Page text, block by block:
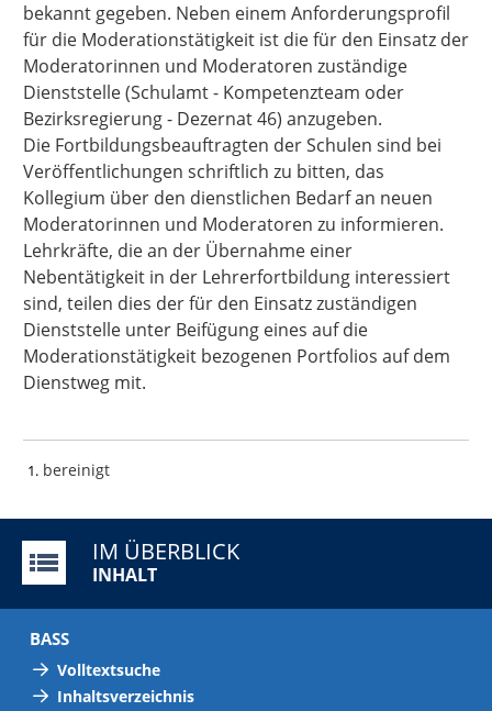
bekannt gegeben. Neben einem Anforderungsprofil
für die Moderationstätigkeit ist die für den Einsatz der
Moderatorinnen und Moderatoren zuständige
Dienststelle (Schulamt - Kompetenzteam oder
Bezirksregierung - Dezernat 46) anzugeben.
Die Fortbildungsbeauftragten der Schulen sind bei
Veröffentlichungen schriftlich zu bitten, das
Kollegium über den dienstlichen Bedarf an neuen
Moderatorinnen und Moderatoren zu informieren.
Lehrkräfte, die an der Übernahme einer
Nebentätigkeit in der Lehrerfortbildung interessiert
sind, teilen dies der für den Einsatz zuständigen
Dienststelle unter Beifügung eines auf die
Moderationstätigkeit bezogenen Portfolios auf dem
Dienstweg mit.
1 bereinigt
IM ÜBERBLICK
INHALT
BASS
Volltextsuche
Inhaltsverzeichnis